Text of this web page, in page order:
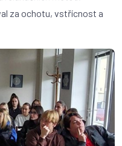
za ochotu, vstřícnost a